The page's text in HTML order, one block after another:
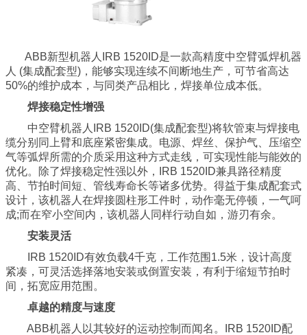
ABB新型机器人IRB 1520ID是一款高精度中空臂弧焊机器
人 (集成配套型)，能够实现连续不间断地生产，可节省高达
50%的维护成本，与同类产品相比，焊接单位成本低。
焊接稳定性增强
中空臂机器人IRB 1520ID(集成配套型)将软管束与焊接电
缆分别同上臂和底座紧密集成。电源、焊丝、保护气、压缩空
气等弧焊所需的介质采用这种方式走线，可实现性能与能效的
优化。除了焊接稳定性强以外，IRB 1520ID兼具路径精度
高、节拍时间短、管线寿命长等诸多优势。得益于集成配套式
设计，该机器人在焊接圆柱形工件时，动作毫无停顿，一气呵
成;而在窄小空间内，该机器人同样行动自如，游刃有余。
安装灵活
IRB 1520ID有效负载4千克，工作范围1.5米，设计高度
紧凑，可灵活选择落地安装或倒置安装，有利于缩短节拍时
间，拓宽应用范围。
卓越的精度与速度
ABB机器人以其较好的运动控制而闻名。IRB 1520ID配